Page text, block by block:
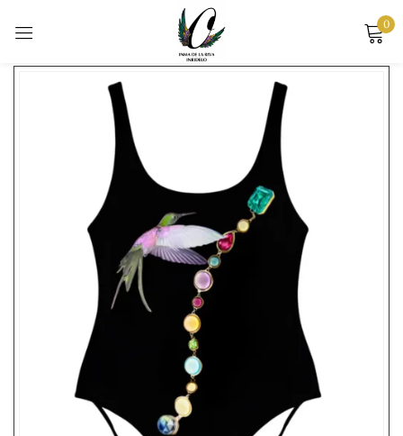
0
Mostrando 1–12 de 30 resultados
Sign in
Remember me Lost password?
LOG IN
CREATE AN ACCOUNT